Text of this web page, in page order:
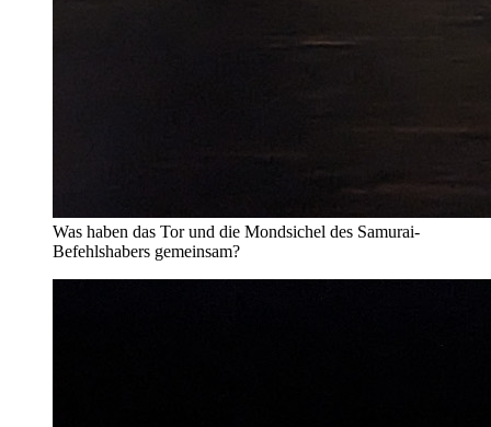
Was haben das Tor und die Mondsichel des Samurai-
Befehlshabers gemeinsam?